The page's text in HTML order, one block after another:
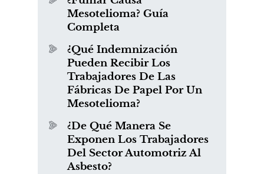
Mesotelioma? Guía
Completa
¿Qué Indemnización
Pueden Recibir Los
Trabajadores De Las
Fábricas De Papel Por Un
Mesotelioma?
¿De Qué Manera Se
Exponen Los Trabajadores
Del Sector Automotriz Al
Asbesto?